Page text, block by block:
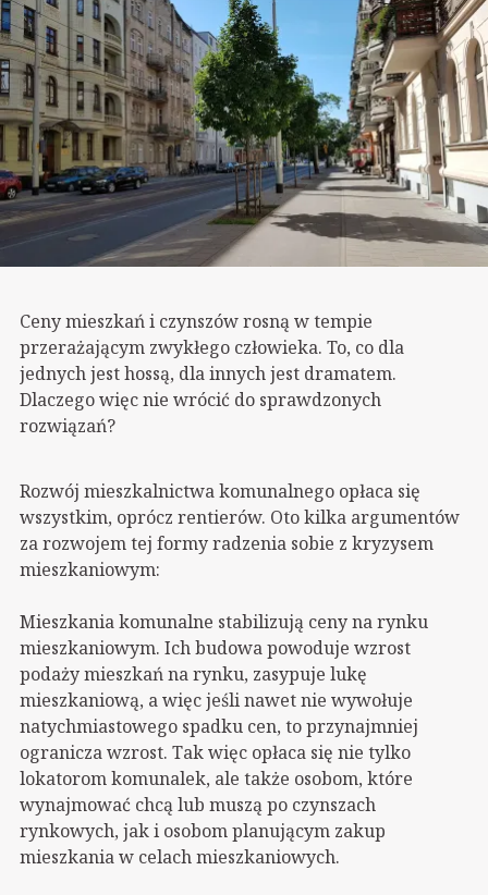
Ceny mieszkań i czynszów rosną w tempie
przerażającym zwykłego człowieka. To, co dla
jednych jest hossą, dla innych jest dramatem.
Dlaczego więc nie wrócić do sprawdzonych
rozwiązań?
Rozwój mieszkalnictwa komunalnego opłaca się
wszystkim, oprócz rentierów. Oto kilka argumentów
za rozwojem tej formy radzenia sobie z kryzysem
mieszkaniowym:
Mieszkania komunalne stabilizują ceny na rynku
mieszkaniowym. Ich budowa powoduje wzrost
podaży mieszkań na rynku, zasypuje lukę
mieszkaniową, a więc jeśli nawet nie wywołuje
natychmiastowego spadku cen, to przynajmniej
ogranicza wzrost. Tak więc opłaca się nie tylko
lokatorom komunalek, ale także osobom, które
wynajmować chcą lub muszą po czynszach
rynkowych, jak i osobom planującym zakup
mieszkania w celach mieszkaniowych.